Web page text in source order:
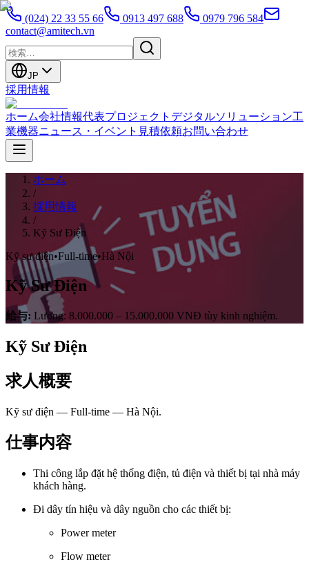
(024) 22 33 55 66 0913 497 688
0979 796 584
contact@amitech.vn
JP
採用情報
ホーム会社情報代表プロジェクト デジタルソリューション工
業機器ニュース・イベント 見積依頼お問い合わせ
ホーム
/
採用情報
/
Kỹ Sư Điện
Kỹ sư điện•Full-time•Hà Nội
Kỹ Sư Điện
給与: Lương: 8.000.000 – 15.000.000 VNĐ tùy kinh nghiệm.
Kỹ Sư Điện
求人概要
Kỹ sư điện — Full-time — Hà Nội.
仕事内容
Thi công lắp đặt hệ thống điện, tủ điện và thiết bị tại nhà máy
khách hàng.
Đi dây tín hiệu và dây nguồn cho các thiết bị:
Power meter
Flow meter